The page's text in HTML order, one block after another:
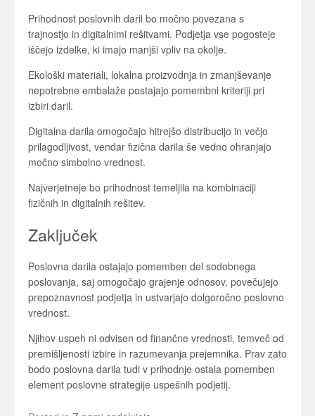
Prihodnost poslovnih daril bo močno povezana s
trajnostjo in digitalnimi rešitvami. Podjetja vse pogosteje
iščejo izdelke, ki imajo manjši vpliv na okolje.
Ekološki materiali, lokalna proizvodnja in zmanjševanje
nepotrebne embalaže postajajo pomembni kriteriji pri
izbiri daril.
Digitalna darila omogočajo hitrejšo distribucijo in večjo
prilagodljivost, vendar fizična darila še vedno ohranjajo
močno simbolno vrednost.
Najverjetneje bo prihodnost temeljila na kombinaciji
fizičnih in digitalnih rešitev.
Zaključek
Poslovna darila ostajajo pomemben del sodobnega
poslovanja, saj omogočajo grajenje odnosov, povečujejo
prepoznavnost podjetja in ustvarjajo dolgoročno poslovno
vrednost.
Njihov uspeh ni odvisen od finančne vrednosti, temveč od
premišljenosti izbire in razumevanja prejemnika. Prav zato
bodo poslovna darila tudi v prihodnje ostala pomemben
element poslovne strategije uspešnih podjetij.